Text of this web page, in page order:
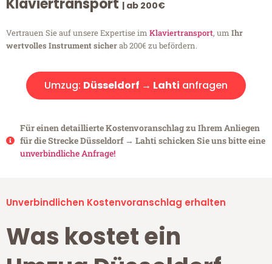
Klaviertransport | ab 200€
Vertrauen Sie auf unsere Expertise im Klaviertransport, um Ihr
wertvolles Instrument sicherab 200€ zu befördern.
Umzug: Düsseldorf → Lahti anfragen
Für einen detaillierte Kostenvoranschlag zu Ihrem Anliegen
für die Strecke Düsseldorf → Lahti schicken Sie uns bitte eine
unverbindliche Anfrage!
Unverbindlichen Kostenvoranschlag erhalten
Was kostet ein